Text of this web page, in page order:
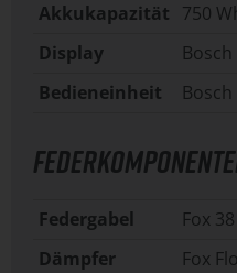
Akkukapazität 750
Display
Bedieneinheit
Federgabel
Fox
Dämpfer
Fox